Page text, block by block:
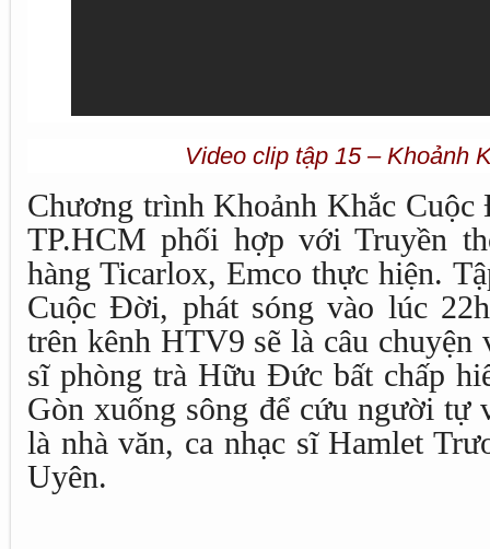
Video clip tập 15 – Khoảnh
Chương trình Khoảnh Khắc
TP.HCM phối hợp với Truyền
hàng Ticarlox, Emco thực hiện.
Cuộc Đời, phát sóng vào lúc
trên kênh HTV9 sẽ là câu chuyện
sĩ phòng trà Hữu Đức bất chấp
Gòn xuống sông để cứu người tự
là nhà văn, ca nhạc sĩ Hamlet
Uyên.